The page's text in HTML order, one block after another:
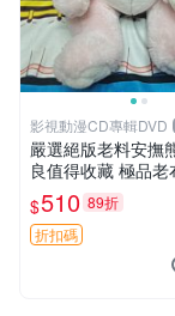
影視動漫CD專輯DVD
嚴選絕版老料安撫
良值得收藏 極品老
撫搖鈴玩具，適合
超柔老料搖鈴熊，
計的安心伴護 推薦
製工藝搖鈴熊，可
$510 89折
折扣碼